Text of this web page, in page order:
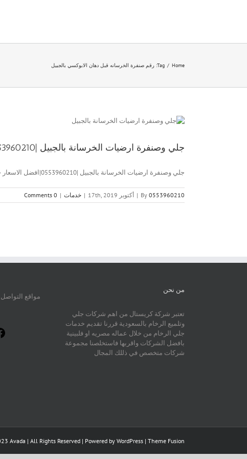
Home
/
Tag: رقم صنفرة الخرسانه قبل دهان الابوكسي بالجبيل
جلي وصنفرة ارضيات الخرسانة بالجبيل |0553960210|افضل الاسعار
جلي وصنفرة ارضيات الخرسانة بالجبيل |0553960210|افضل الاسعار جلي وصنفرة ارضيات [...]
By 0553960210
| أكتوبر 17th, 2019 | خدمات |
0 Comments
من نحن
تعتبر شركة كريستال من اهم شركات جلي
وتلميع الرخام بالسعودية قررنا تقديم خدمات
جلي الرخام من خلال عماله مصريه او فلبينية
بافضل الشركات واقربها فاستخلصنا مجموعة
شركات متخصص في ذللك المجال
مواقع
Avada | All Rights Reserved | Powered by WordPress | Theme Fusion